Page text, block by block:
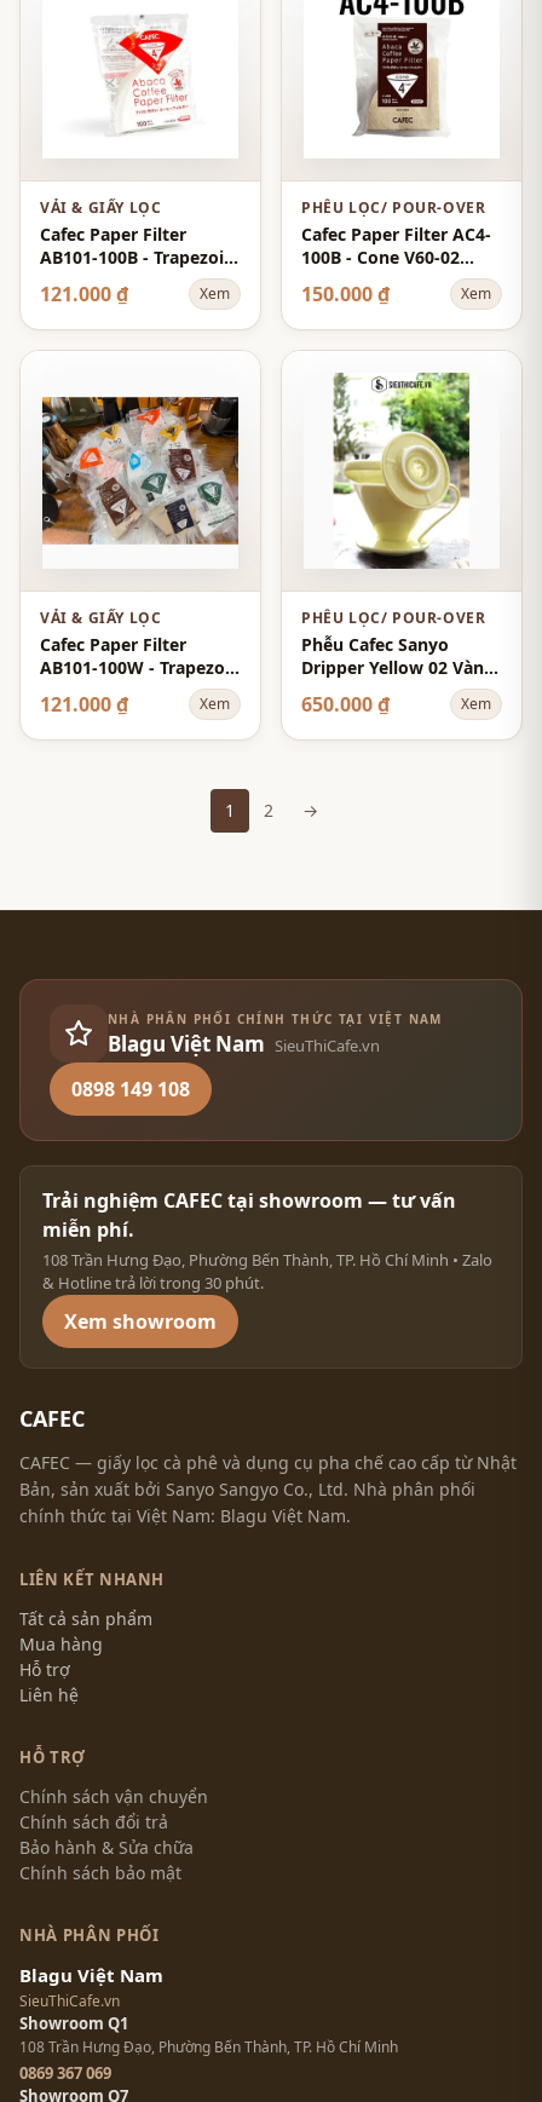
VẢI & GIẤY LỌC
Cafec Paper Filter
AB101-100B - Trapezoid
101 1-2 cups 100-Sheets
- Brown - Abaca
121.000 ₫ Xem
PHỄU LỌC/ POUR-OVER
Cafec Paper Filter AC4-
100B - Cone V60-02
Cup-4 100-Sheets -
Brown - Abaca
150.000 ₫ Xem
VẢI & GIẤY LỌC
Cafec Paper Filter
AB101-100W - Trapezoid
101 1-2 Cups 100-Sheets
- White - Abaca
121.000 ₫ Xem
PHỄU LỌC/ POUR-OVER
Phễu Cafec Sanyo
Dripper Yellow 02 Vàng
650.000 ₫ Xem
1 2 →
NHÀ PHÂN PHỐI CHÍNH THỨC TẠI VIỆT NAM
Blagu Việt Nam SieuThiCafe.vn
0898 149 108
Trải nghiệm CAFEC tại showroom — tư vấn
miễn phí.
108 Trần Hưng Đạo, Phường Bến Thành, TP. Hồ Chí Minh • Zalo
& Hotline trả lời trong 30 phút.
Xem showroom
CAFEC
CAFEC — giấy lọc cà phê và dụng cụ pha chế cao cấp từ Nhật
Bản, sản xuất bởi Sanyo Sangyo Co., Ltd. Nhà phân phối
chính thức tại Việt Nam: Blagu Việt Nam.
LIÊN KẾT NHANH
Tất cả sản phẩm
Mua hàng
Hỗ trợ
Liên hệ
HỖ TRỢ
Chính sách vận chuyển
Chính sách đổi trả
Bảo hành & Sửa chữa
Chính sách bảo mật
NHÀ PHÂN PHỐI
Blagu Việt Nam
SieuThiCafe.vn
Showroom Q1
108 Trần Hưng Đạo, Phường Bến Thành, TP. Hồ Chí Minh
0869 367 069
Showroom Q7